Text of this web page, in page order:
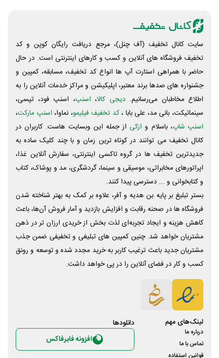
سایت کانال تخفیف (آف چنل)، مرجع دریافت رایگان کوپن و کد
تخفیف فروشگاه های آنلاین و کسب و‌ کارهای اینترنتی است. در حال
حاضر با همراهی استارت آپ ها انواع کد تخفیف، مسابقه، کمپین و
جشنواره های صدها برند معتبر، اپلیکیشن و مراکز خدمات آنلاین را به
اطلاع مخاطبان می‌رسانیم. دیجی کالا، اسنپ، اسنپ فود، تپسی،
سینماتیکت، بانی مد، علی‌ بابا ،کد تخفیف فیلیمو، نماوا، اسنپ مارکت،
اسنپ شاپ، باسلام و ازکی از جمله این وبسایت ‌هاست. کاربران در
کانال تخفیف می توانند در کوتاه ترین زمان و با چند کلیک ساده به
جدیدترین تخفیف ها در گروه تاکسی اینترنتی، سفارش آنلاین غذا،
اپراتورهای مخابراتی، موسیقی و سینما، گردشگری، مد و پوشاک، کتاب
و کتابخوانی و ... دسترسی پیدا کنند.
بستر تبلیغ بر پایه بن هدیه و آفر، علاوه بر کمک به بهتر شناخته شدن
فروشگاه ها در صحنه رقابت و افزایش بازدید و آمار فروش آن‌ها، باعث
کاهش هزینه و ایجاد تجربه‌ای لذت بخش از خریدی ارزان تر در ذهن
مشتریان خواهد شد. چنین کمپین های تبلیغی و تخفیفی ضمن جذب
مشتریان جدید باعث ترغیب کاربر به خرید مجدد شده و توسعه و رونق
کسب و کار در فضای آنلاین را در پی خواهد داشت.
لینک‌های مهم
درباره ما
تماس با ما
قوانین استفاده
دانلود‌ها
افزونه فایرفاکس